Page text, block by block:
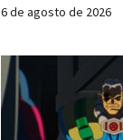
6 de agosto de 2026